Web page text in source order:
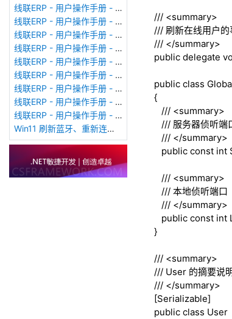
线联ERP - 用户操作手册 - 节假日管理
线联ERP - 用户操作手册 - 请假管理
线联ERP - 用户操作手册 - 补卡管理
线联ERP - 用户操作手册 - 考勤设备管理
线联ERP - 用户操作手册 - 考勤参数配置
线联ERP - 用户操作手册 - 考勤设备绑定
线联ERP - 用户操作手册 - 员工档案
线联ERP - 用户操作手册 - 班次管理
线联ERP - 用户操作手册 - 排班管理
Win11 刷新蓝牙、重新连接蓝牙音响
/// <summary>
/// 刷新在线用户
/// </summary>
public delegate
public class
{
/// <summary>
/// 服务器侦听端
/// </summary>
public const int
/// <summary>
/// 本地侦听端口
/// </summary>
public const int
}
/// <summary>
/// User 的摘要说明
/// </summary>
[Serializable]
public class User